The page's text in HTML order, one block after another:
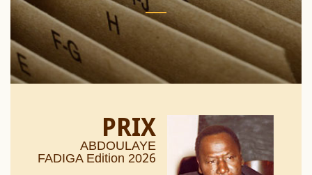
PRIX
ABDOULAYE
FADIGA Edition 2026